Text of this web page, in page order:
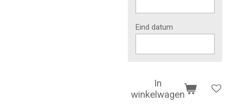
Eind datum
In
winkelwagen